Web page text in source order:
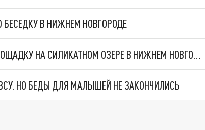
В НИЖНЕМ НОВГОРОДЕ
ВАНДАЛЫ СЛОМАЛИ НОВУЮ ДЕТСКУЮ ПЛОЩАДКУ НА СИЛИКАТНОМ ОЗЕРЕ В НИЖНЕМ НОВГОРОДЕ
НО БЕДЫ ДЛЯ МАЛЫШЕЙ НЕ ЗАКОНЧИЛИСЬ